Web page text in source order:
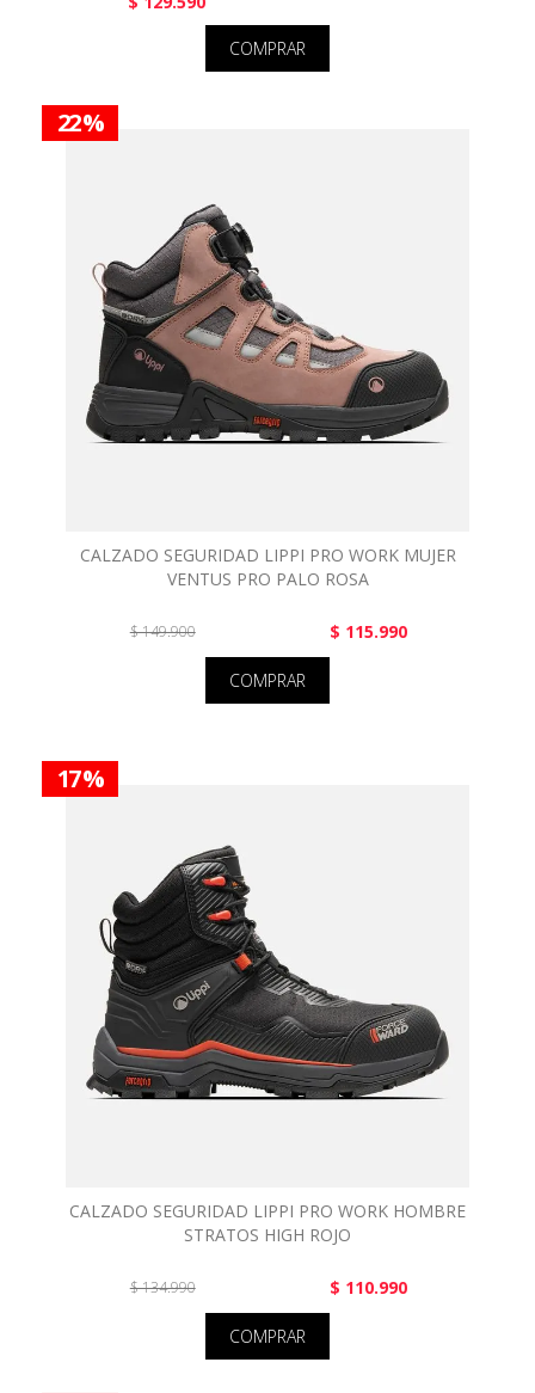
COMPRAR
22 %
CALZADO SEGURIDAD LIPPI PRO WORK MUJER
VENTUS PRO PALO ROSA
$ 149.900 $ 115.990
COMPRAR
17 %
CALZADO SEGURIDAD LIPPI PRO WORK HOMBRE
STRATOS HIGH ROJO
$ 134.990 $ 110.990
COMPRAR